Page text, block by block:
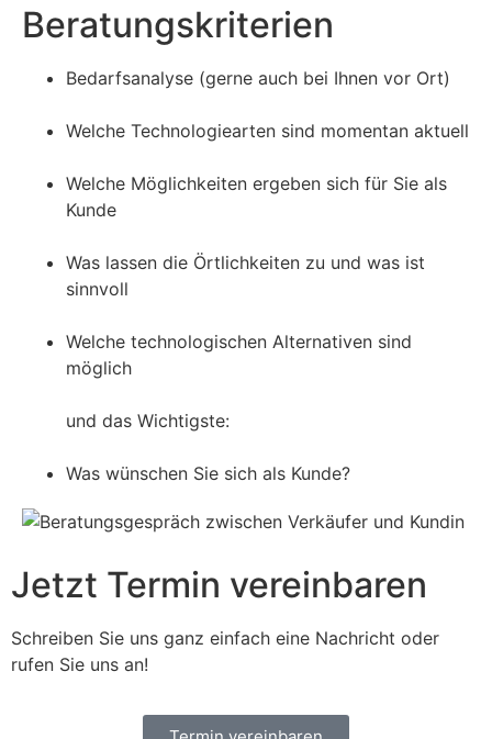
Beratungskriterien
Bedarfsanalyse (gerne auch bei Ihnen vor Ort)
Welche Technologiearten sind momentan aktuell
Welche Möglichkeiten ergeben sich für Sie als
Kunde
Was lassen die Örtlichkeiten zu und was ist
sinnvoll
Welche technologischen Alternativen sind
möglich
und das Wichtigste:
Was wünschen Sie sich als Kunde?
Jetzt Termin vereinbaren
Schreiben Sie uns ganz einfach eine Nachricht oder
rufen Sie uns an!